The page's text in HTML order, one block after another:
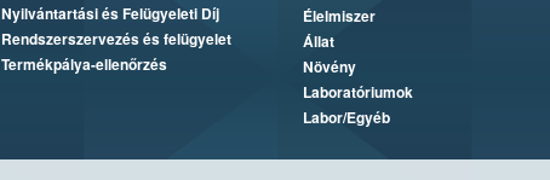
Nyilvántartási és Felügyeleti Díj
Rendszerszervezés és felügyelet
Termékpálya-ellenőrzés
Élelmiszer
Állat
Növény
Laboratóriumok
Labor/Egyéb